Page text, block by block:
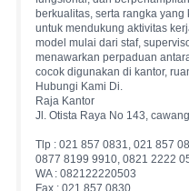
berkualitas, serta rangka
untuk mendukung aktivitas
model mulai dari staf,
menawarkan perpaduan
cocok digunakan di kantor,
Hubungi Kami Di.
Raja Kantor
Jl. Otista Raya No 143,
Tlp : 021 857 0831, 021 857
0877 8199 9910, 0821 2222
WA : 082122220503
Fax : 021 857 0830